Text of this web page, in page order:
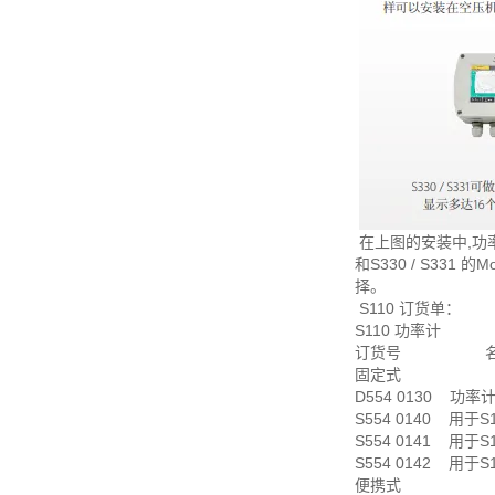
在上图的安装中,功
和S330 / S331 的
择。
S110 订货单：
S110 功率计
订货号 名
固定式
D554 0130 功率计
S554 0140 用于
S554 0141 用于
S554 0142 用于
便携式